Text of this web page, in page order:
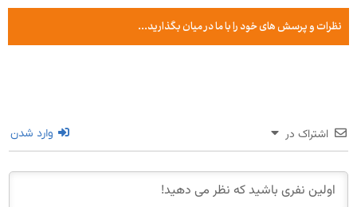
نظرات و پرسش های خود را با ما در میان بگذارید...
اشتراک در وارد شدن